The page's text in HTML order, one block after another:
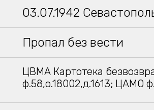
03.07.1942
Пропал без вести
ЦВМА Картотека
ф.58,о.18002,д.1613; ЦАМО